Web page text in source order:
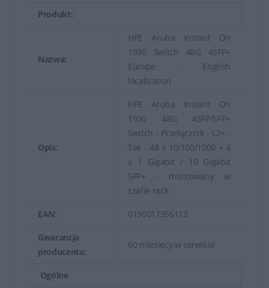
sieci zgodnie z wymaganiami.
Switchy HPE posiadają funkcje zabezpieczeń, takie jak
uwierzytelnianie użytkowników, listy kontroli dostępu
(ACL), izolacja portów czy też zabezpieczenia przed
atakami typu DoS (Denial of Service).
umożliwia administratorom kontrolę nad siecią,
konfiguracją switchy, aktualizacjami oprogramowania
oraz monitorowanie stanu pracy urządzenia.
Switchy HPE stanowią kluczowy element infrastruktury
różnorodność, funkcje zabezpieczeń, zarządzanie oraz
wysoka wydajność są kluczowe dla zapewnienia
sprawnej pracy sieci oraz dostępu do usług dla
Produkt:
Nazwa:
HPE Aruba Instant On
1930 Switch 48G 4SFP+
Europe - English
localization
Opis:
HPE Aruba Instant On
1930 48G 4SFP/SFP+
Switch - Przełącznik - L2+ -
Tak - 48 x 10/100/1000 + 4
x 1 Gigabit / 10 Gigabit
SFP+ - montowany w
szafie rack
EAN: 0190017356112
Gwarancja
producenta:
60 miesięcy w serwisie
Ogólne